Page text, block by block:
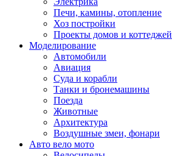
Печи, камины, отопление
Хоз постройки
Проекты домов и коттеджей
Моделирование
Автомобили
Авиация
Суда и корабли
Танки и бронемашины
Поезда
Животные
Архитектура
Воздушные змеи, фонари
Авто вело мото